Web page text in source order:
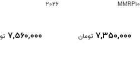
تومان 7,560,000 تومان